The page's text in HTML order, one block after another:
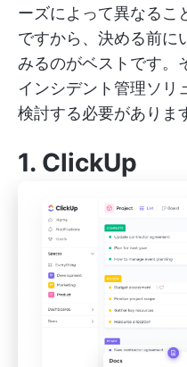
ーズによって異なるこ
ですから、決める前に
みるのがベストです。
インシデント管理ソリ
検討する必要がありま
1. ClickUp